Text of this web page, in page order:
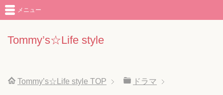
Tommy’s☆Life style
メニュー
Tommy’s☆Life style TOP ドラマ